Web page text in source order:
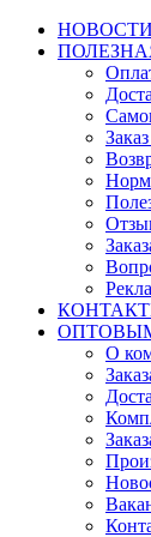
НОВОСТИ
О